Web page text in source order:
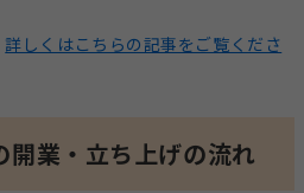
詳しくはこちらの記事をご覧くださ
開業・立ち上げの流れ